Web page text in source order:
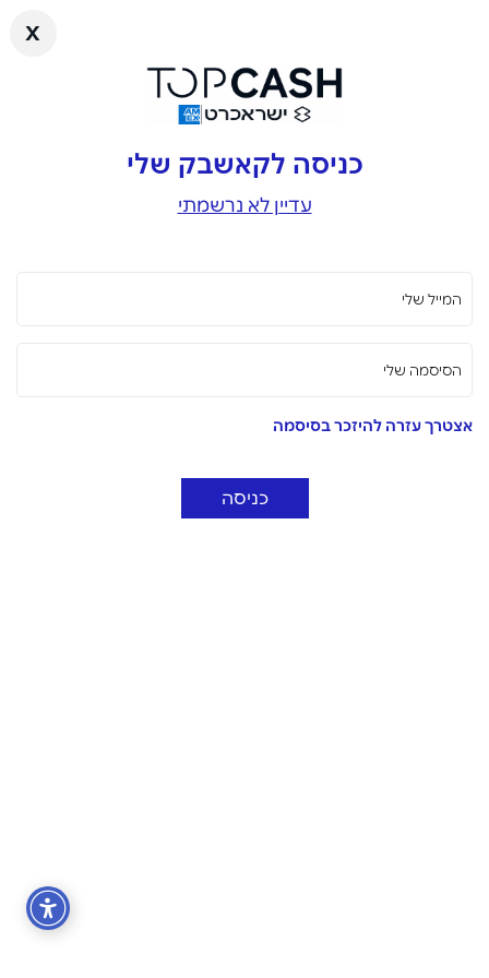
x
כניסה לקאשבק שלי
עדיין לא נרשמתי
המייל שלי
הסיסמה שלי
אצטרך עזרה להיזכר בסיסמה
כניסה